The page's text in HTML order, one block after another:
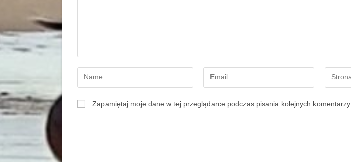
Zapamiętaj moje dane w tej przeglądarce podczas pisania kolejnych komentarzy.